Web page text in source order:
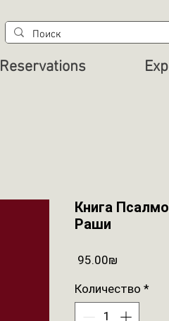
Reservations
Книга
Раши
‏95.00 ‏₪
Количество *